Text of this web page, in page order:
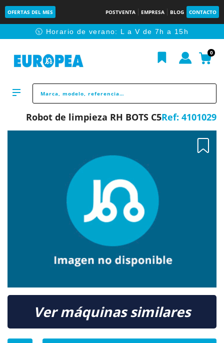
OFERTAS DEL MES POSTVENTA EMPRESA BLOG CONTACTO
🕥 Horario de verano: L a V de 7h a 15h
0
Robot de limpieza RH BOTS C5Ref: 4101029
Ver máquinas similares